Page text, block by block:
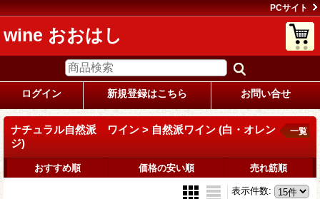
PCサイト
wine おおはし
ログイン 新規登録はこちら お問い合せ
ナチュラル自然派 ワイン > 自然派ワイン (白・オレン
ジ)
一覧
おすすめ順 価格の安い順 売れ筋順
表示件数: